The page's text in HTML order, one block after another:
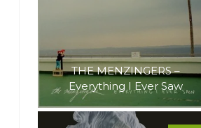
THE MENZINGERS –
Everything I Ever Saw